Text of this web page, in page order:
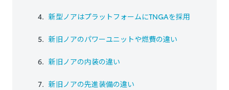
新型ノアはプラットフォームにTNGAを採用
新旧ノアのパワーユニットや燃費の違い
新旧ノアの内装の違い
新旧ノアの先進装備の違い